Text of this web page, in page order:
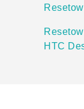
HTC